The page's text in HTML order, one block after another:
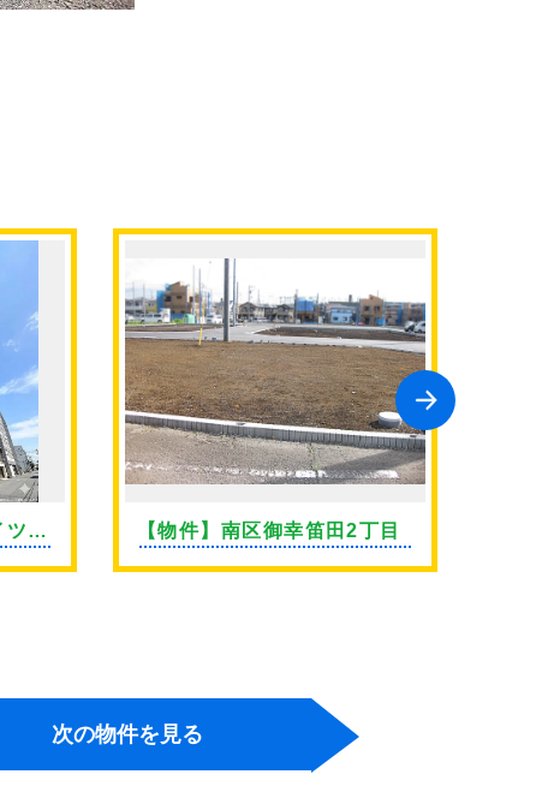
ツ上
【物件】南区御幸笛田2丁目
次の物件を見る